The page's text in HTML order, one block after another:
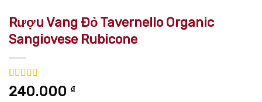
Rượu Vang Đỏ Tavernello Organic
Sangiovese Rubicone
5.00 trên 5
dựa trên
4
240.000 ₫